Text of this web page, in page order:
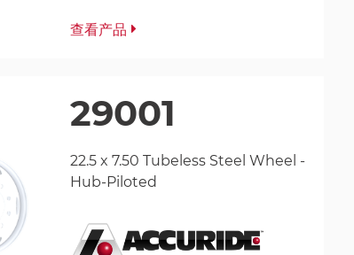
查看产品
29001
22.5 x 7.50 Tubeless Steel Wheel -
Hub-Piloted